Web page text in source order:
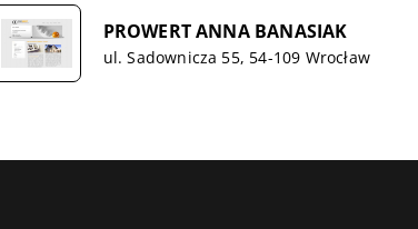
PROWERT ANNA BANASIAK
ul. Sadownicza 55, 54-109 Wrocław